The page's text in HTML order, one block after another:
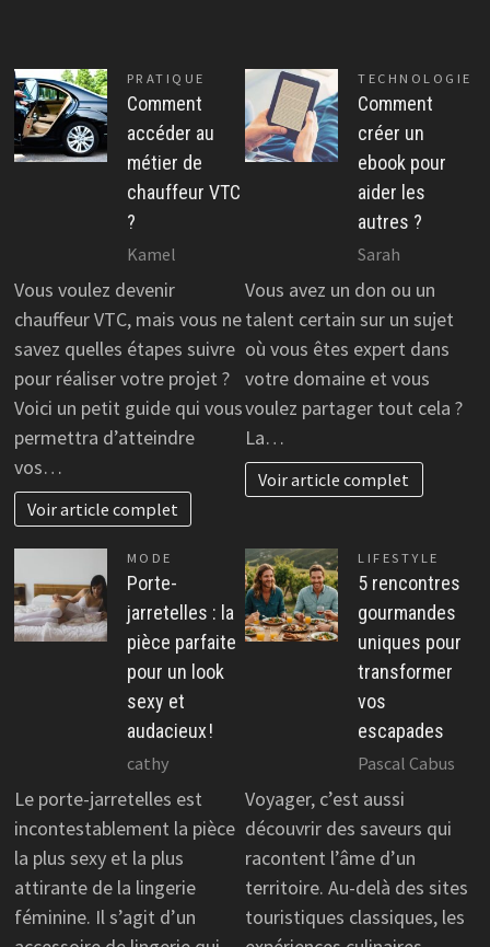
PRATIQUE
Comment
accéder au
métier de
chauffeur VTC
?
Kamel
Vous voulez devenir
chauffeur VTC, mais vous ne
savez quelles étapes suivre
pour réaliser votre projet ?
Voici un petit guide qui vous
permettra d’atteindre
vos…
Voir article complet
TECHNOLOGIE
Comment
créer un
ebook pour
aider les
autres ?
Sarah
Vous avez un don ou un
talent certain sur un sujet
où vous êtes expert dans
votre domaine et vous
voulez partager tout cela ?
La…
Voir article complet
MODE
Porte-
jarretelles : la
pièce parfaite
pour un look
sexy et
audacieux !
cathy
Le porte-jarretelles est
incontestablement la pièce
la plus sexy et la plus
attirante de la lingerie
féminine. Il s’agit d’un
LIFESTYLE
5 rencontres
gourmandes
uniques pour
transformer
vos
escapades
Pascal Cabus
Voyager, c’est aussi
découvrir des saveurs qui
racontent l’âme d’un
territoire. Au-delà des sites
touristiques classiques, les